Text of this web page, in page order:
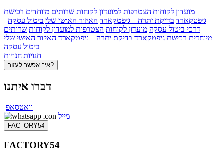
מועדון לקוחות הצטרפות למועדון לקוחות שרותים מיוחדים רכישת
גיפטקארד בדיקת יתרה – גיפטקארד האיזור האישי שלי ביטול עסקה
דרכי ביטול עסקה מועדון לקוחות הצטרפות למועדון לקוחות שרותים
מיוחדים רכישת גיפטקארד בדיקת יתרה – גיפטקארד האיזור האישי שלי
ביטול עסקה
חנויות חנויות
איך אפשר לעזור?
דברו איתנו
וואטסאפ
מייל
FACTORY54
FACTORY54